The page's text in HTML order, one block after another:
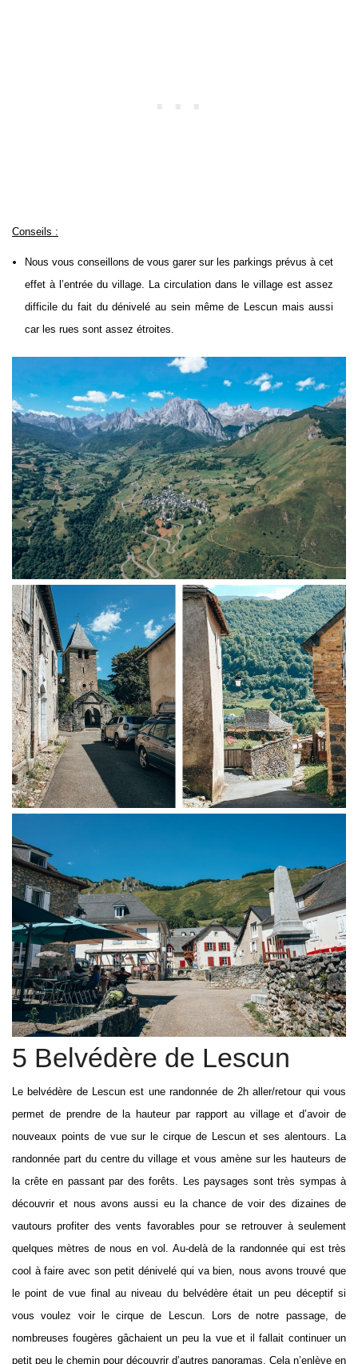
Conseils :
Nous vous conseillons de vous garer sur les parkings prévus à cet
effet à l’entrée du village. La circulation dans le village est assez
difficile du fait du dénivelé au sein même de Lescun mais aussi
car les rues sont assez étroites.
5 Belvédère de Lescun
Le belvédère de Lescun est une randonnée de 2h aller/retour qui vous
permet de prendre de la hauteur par rapport au village et d’avoir de
nouveaux points de vue sur le cirque de Lescun et ses alentours. La
randonnée part du centre du village et vous amène sur les hauteurs de
la crête en passant par des forêts. Les paysages sont très sympas à
découvrir et nous avons aussi eu la chance de voir des dizaines de
vautours profiter des vents favorables pour se retrouver à seulement
quelques mètres de nous en vol. Au-delà de la randonnée qui est très
cool à faire avec son petit dénivelé qui va bien, nous avons trouvé que
le point de vue final au niveau du belvédère était un peu déceptif si
vous voulez voir le cirque de Lescun. Lors de notre passage, de
nombreuses fougères gâchaient un peu la vue et il fallait continuer un
petit peu le chemin pour découvrir d’autres panoramas. Cela n’enlève en